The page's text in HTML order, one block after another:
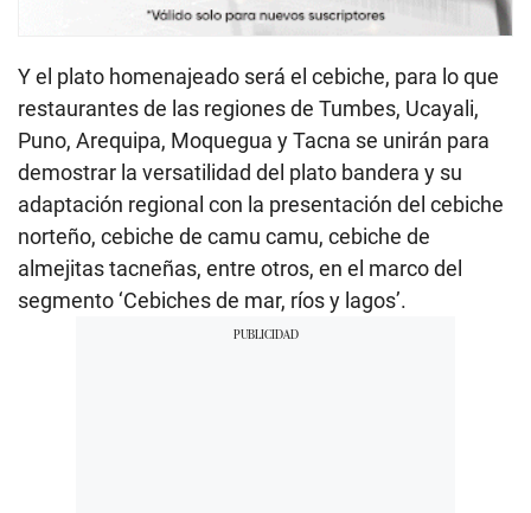
Y el plato homenajeado será el cebiche, para lo que
restaurantes de las regiones de Tumbes, Ucayali,
Puno, Arequipa, Moquegua y Tacna se unirán para
demostrar la versatilidad del plato bandera y su
adaptación regional con la presentación del cebiche
norteño, cebiche de camu camu, cebiche de
almejitas tacneñas, entre otros, en el marco del
segmento ‘Cebiches de mar, ríos y lagos’.